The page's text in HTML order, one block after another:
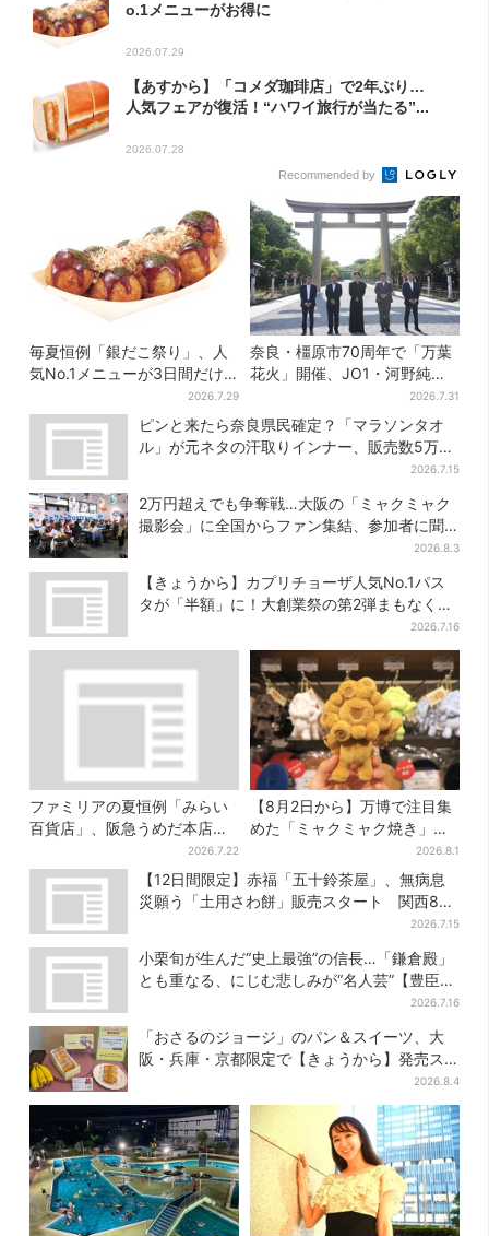
o.1メニューがお得に
2026.07.29
【あすから】「コメダ珈琲店」で2年ぶり…
人気フェアが復活！“ハワイ旅行が当たる”...
2026.07.28
Recommended by
毎夏恒例「銀だこ祭り」、人
気No.1メニューが3日間だけ
2026.7.29
奈良・橿原市70周年で「万葉
花火」開催、JO1・河野純喜
がアンバサダーに…グループ
楽曲ともシンクロ
2026.7.31
ピンと来たら奈良県民確定？「マラソンタオ
ル」が元ネタの汗取りインナー、販売数5万枚
2026.7.15
2万円超えでも争奪戦…大阪の「ミャクミャク
撮影会」に全国からファン集結、参加者に聞
2026.8.3
【きょうから】カプリチョーザ人気No.1パス
タが「半額」に！大創業祭の第2弾まもなくス
2026.7.16
ファミリアの夏恒例「みらい
百貨店」、阪急うめだ本店で
開幕…限定グッズを大人買い
する人続出
2026.7.22
【8月2日から】万博で注目集
めた「ミャクミャク焼き」初
グッズ化！大阪・梅田だけの
新商品が登場
2026.8.1
【12日間限定】赤福「五十鈴茶屋」、無病息
災願う「土用さわ餅」販売スタート 関西8カ
2026.7.15
小栗旬が生んだ“史上最強”の信長…「鎌倉殿」
とも重なる、にじむ悲しみが“名人芸”【豊臣兄
2026.7.16
「おさるのジョージ」のパン＆スイーツ、大
阪・兵庫・京都限定で【きょうから】発売ス
2026.8.4